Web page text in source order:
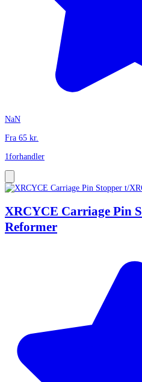
NaN
Fra 65 kr.
1 forhandler
XRCYCE Carriage Pin
Reformer